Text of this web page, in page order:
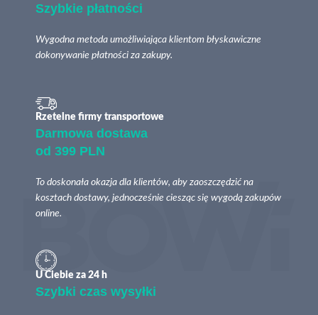
Szybkie płatności
Wygodna metoda umożliwiająca klientom błyskawiczne
dokonywanie płatności za zakupy.
Rzetelne firmy transportowe
Darmowa dostawa
od 399 PLN
To doskonała okazja dla klientów, aby zaoszczędzić na
kosztach dostawy, jednocześnie ciesząc się wygodą zakupów
online.
U Ciebie za 24 h
Szybki czas wysyłki